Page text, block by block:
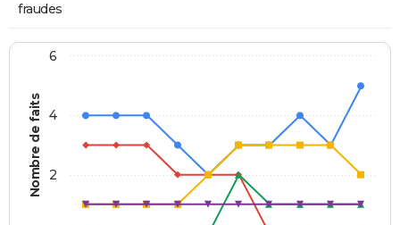
fraudes
Nombre de faits 2
4
6